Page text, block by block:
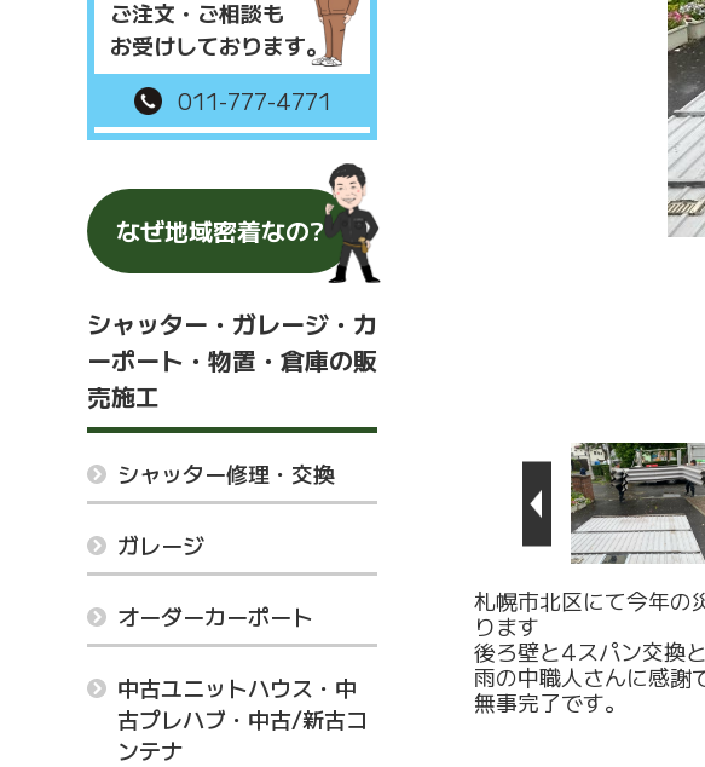
ご注文・ご相談も
お受けしております。
011-777-4771
なぜ地域密着なの?
シャッター・ガレージ・カ
ーポート・物置・倉庫の販
売施工
シャッター修理・交換
ガレージ
オーダーカーポート
中古ユニットハウス・中
古プレハブ・中古/新古コ
ンテナ
札幌市北区にて今年の
ります
後ろ壁と4スパン交換
雨の中職人さんに感謝
無事完了です。